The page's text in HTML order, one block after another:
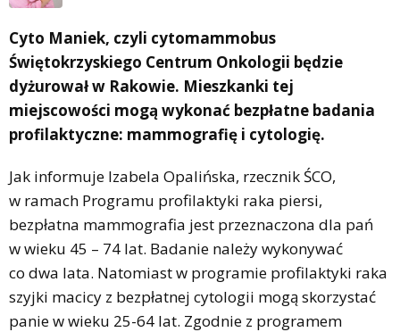
Cyto Maniek, czyli cytomammobus
Świętokrzyskiego Centrum Onkologii będzie
dyżurował w Rakowie. Mieszkanki tej
miejscowości mogą wykonać bezpłatne badania
profilaktyczne: mammografię i cytologię.
Jak informuje Izabela Opalińska, rzecznik ŚCO,
w ramach Programu profilaktyki raka piersi,
bezpłatna mammografia jest przeznaczona dla pań
w wieku 45 – 74 lat. Badanie należy wykonywać
co dwa lata. Natomiast w programie profilaktyki raka
szyjki macicy z bezpłatnej cytologii mogą skorzystać
panie w wieku 25-64 lat. Zgodnie z programem